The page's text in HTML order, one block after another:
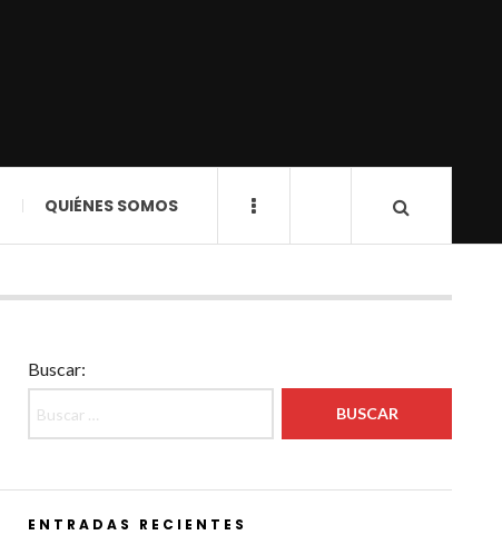
QUIÉNES SOMOS
Buscar:
ENTRADAS RECIENTES